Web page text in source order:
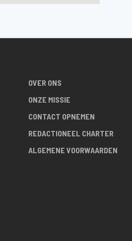
OVER ONS
ONZE MISSIE
CONTACT OPNEMEN
REDACTIONEEL CHARTER
ALGEMENE VOORWAARDEN